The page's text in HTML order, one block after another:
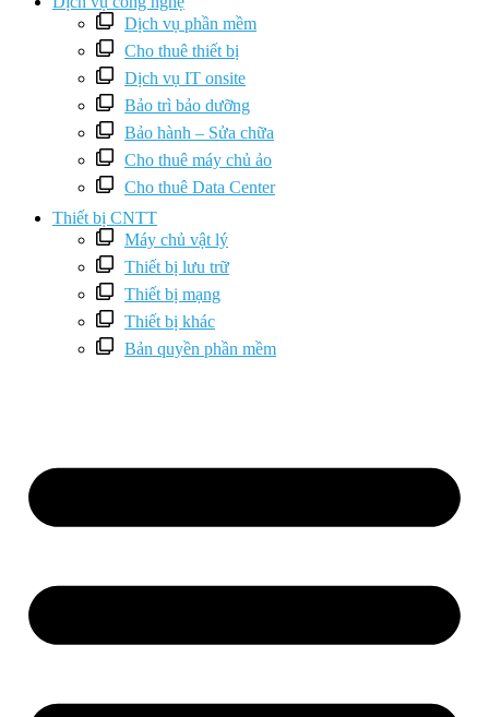
Dịch vụ phần mềm
Cho thuê thiết bị
Dịch vụ IT onsite
Bảo trì bảo dưỡng
Bảo hành – Sửa chữa
Cho thuê máy chủ ảo
Cho thuê Data Center
Thiết bị CNTT
Máy chủ vật lý
Thiết bị lưu trữ
Thiết bị mạng
Thiết bị khác
Bản quyền phần mềm